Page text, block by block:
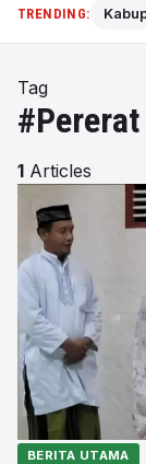
TRENDING:
Tag
1 Articles
BERITA UTAMA